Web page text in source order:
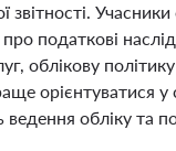
податкові
облікову
орієнтуватися у
обліку та